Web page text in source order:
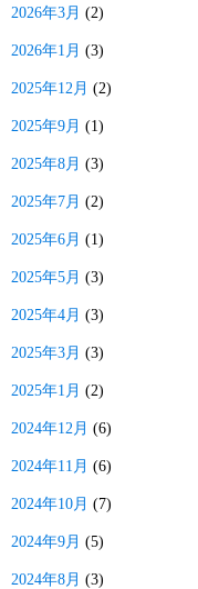
2026年3月 (2)
2026年1月 (3)
2025年12月 (2)
2025年9月 (1)
2025年8月 (3)
2025年7月 (2)
2025年6月 (1)
2025年5月 (3)
2025年4月 (3)
2025年3月 (3)
2025年1月 (2)
2024年12月 (6)
2024年11月 (6)
2024年10月 (7)
2024年9月 (5)
2024年8月 (3)